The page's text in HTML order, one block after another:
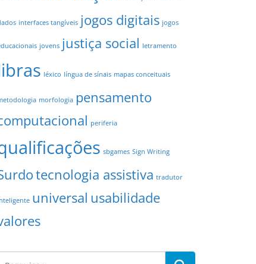
interfaces tangíveis jogos digitais jogos
jovens justiça social letramento
léxico língua de sínais mapas conceituais
morfologia pensamento
periferia
sbgames Sign Writing
tecnologia assistiva tradutor
universal usabilidade